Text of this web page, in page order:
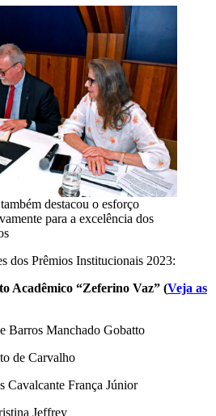
destacou o esforço
para a excelência dos
dos Prêmios Institucionais 2023:
Acadêmico “Zeferino Vaz” (Veja as
Barros Manchado Gobatto
de Carvalho
França Júnior
Jeffrey